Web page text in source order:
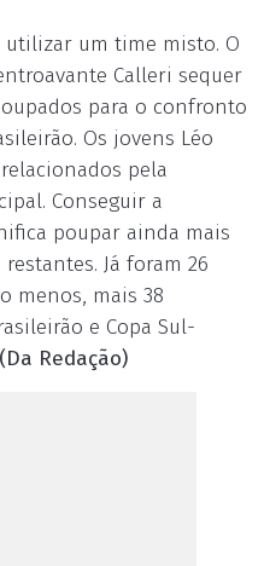
utilizar um time misto. O
Calleri sequer
para o confronto
Os jovens Léo
pela
Conseguir a
poupar ainda mais
Já foram 26
menos, mais 38
e Copa Sul-
(Da Redação)